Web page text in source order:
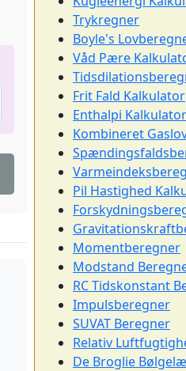
Trykregner
Boyle's
Våd Pære
Frit Fald Kalkulator
Enthalpi Kalkulator
Kombineret
Pil Hastighed
Momentberegner
Modstand
RC Tidskonstant
Impulsberegner
SUVAT Beregner
Relativ
De Broglie